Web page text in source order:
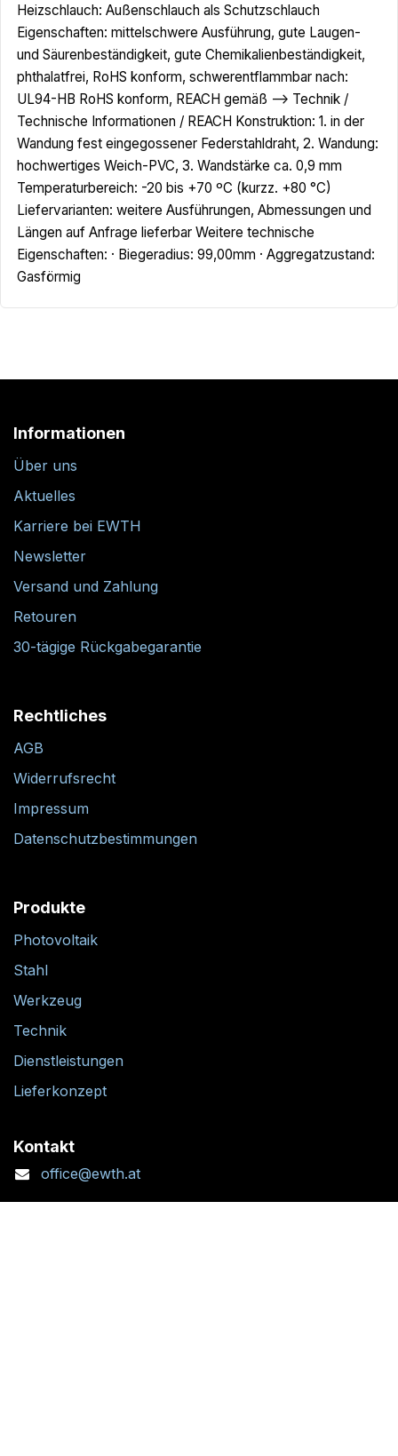
Heizschlauch: Außenschlauch als Schutzschlauch
Eigenschaften: mittelschwere Ausführung, gute Laugen-
und Säurenbeständigkeit, gute Chemikalienbeständigkeit,
phthalatfrei, RoHS konform, schwerentflammbar nach:
UL94-HB RoHS konform, REACH gemäß --> Technik /
Technische Informationen / REACH Konstruktion: 1. in der
Wandung fest eingegossener Federstahldraht, 2. Wandung:
hochwertiges Weich-PVC, 3. Wandstärke ca. 0,9 mm
Temperaturbereich: -20 bis +70 ºC (kurzz. +80 °C)
Liefervarianten: weitere Ausführungen, Abmessungen und
Längen auf Anfrage lieferbar Weitere technische
Eigenschaften: · Biegeradius: 99,00mm · Aggregatzustand:
Gasförmig
Informationen
Über uns
Aktuelles
Karriere bei EWTH
Newsletter
Versand und Zahlung
Retouren
30-tägige Rückgabegarantie
Rechtliches
AGB
Widerrufsrecht
Impressum
Datenschutzbestimmungen
Produkte
Photovoltaik
Stahl
Werkzeug
Technik
Dienstleistungen
Lieferkonzept
Kontakt
office@ewth.at